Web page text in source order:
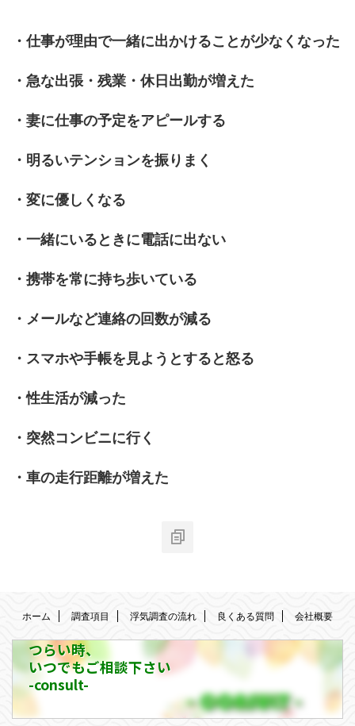
・仕事が理由で一緒に出かけることが少なくなった
・急な出張・残業・休日出勤が増えた
・妻に仕事の予定をアピールする
・明るいテンションを振りまく
・変に優しくなる
・一緒にいるときに電話に出ない
・携帯を常に持ち歩いている
・メールなど連絡の回数が減る
・スマホや手帳を見ようとすると怒る
・性生活が減った
・突然コンビニに行く
・車の走行距離が増えた
ホーム 調査項目 浮気調査の流れ 良くある質問 会社概要
つらい時、
いつでもご相談下さい
-consult-